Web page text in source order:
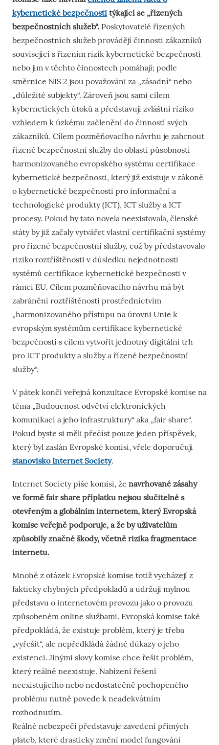
kybernetické bezpečnosti týkající se „řízených
bezpečnostních služeb“. Poskytovatelé řízených
bezpečnostních služeb provádějí činnosti zákazníků
související s řízením rizik kybernetické bezpečnosti
nebo jim v těchto činnostech pomáhají; podle
směrnice NIS 2 jsou považováni za „zásadní“ nebo
„důležité subjekty“. Zároveň jsou sami cílem
kybernetických útoků a představují zvláštní riziko
vzhledem k úzkému začlenění do činností svých
zákazníků. Cílem pozměňovacího návrhu je zahrnout
řízené bezpečnostní služby do oblasti působnosti
harmonizovaného evropského systému certifikace
kybernetické bezpečnosti, který již existuje v zákoně
o kybernetické bezpečnosti pro informační a
technologické produkty (ICT), ICT služby a ICT
procesy. Pokud by tato novela neexistovala, členské
státy by již začaly vytvářet vlastní certifikační systémy
pro řízené bezpečnostní služby, což by představovalo
riziko roztříštěnosti v důsledku nejednotnosti
systémů certifikace kybernetické bezpečnosti v
rámci EU. Cílem pozměňovacího návrhu má být
zabránění roztříštěnosti prostřednictvím
„harmonizovaného přístupu na úrovni Unie k
evropským systémům certifikace kybernetické
bezpečnosti s cílem vytvořit jednotný digitální trh
pro ICT produkty a služby a řízené bezpečnostní
služby“.
V pátek končí veřejná konzultace Evropské komise na
téma „Budoucnost odvětví elektronických
komunikací a jeho infrastruktury“ aka „fair share“.
Pokud byste si měli přečíst pouze jeden příspěvek,
který byl zaslán Evropské komisi, vřele doporučuji
stanovisko Internet Society.
Internet Society píše komisi, že navrhované zásahy
ve formě fair share příplatku nejsou slučitelné s
otevřeným a globálním internetem, který Evropská
komise veřejně podporuje, a že by uživatelům
způsobily značné škody, včetně rizika fragmentace
internetu.
Mnohé z otázek Evropské komise totiž vycházejí z
fakticky chybných předpokladů a udržují mylnou
představu o internetovém provozu jako o provozu
způsobeném online službami. Evropská komise také
předpokládá, že existuje problém, který je třeba
„vyřešit“, ale nepředkládá žádné důkazy o jeho
existenci. Jinými slovy komise chce řešit problém,
který reálně neexistuje. Nabízení řešení
neexistujícího nebo nedostatečně pochopeného
problému nutně povede k neadekvátním
rozhodnutím.
Reálné nebezpečí představuje zavedení přímých
plateb, které drasticky změní model fungování